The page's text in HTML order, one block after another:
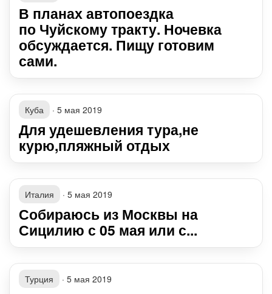
В планах автопоездка
по Чуйскому тракту. Ночевка
обсуждается. Пищу готовим
сами.
Куба · 5 мая 2019
Для удешевления тура,не
курю,пляжный отдых
Италия · 5 мая 2019
Собираюсь из Москвы на
Сицилию с 05 мая или с...
Турция · 5 мая 2019